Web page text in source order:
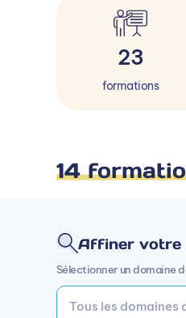
23
formations
14
Affiner votre
Sélectionner un domaine